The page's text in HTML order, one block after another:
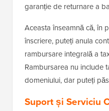
garanție de returnare a
Aceasta înseamnă că, în
înscriere, puteți anula
rambursare integrală a
Rambursarea nu include
domeniului, dar puteți
Suport și Serviciu